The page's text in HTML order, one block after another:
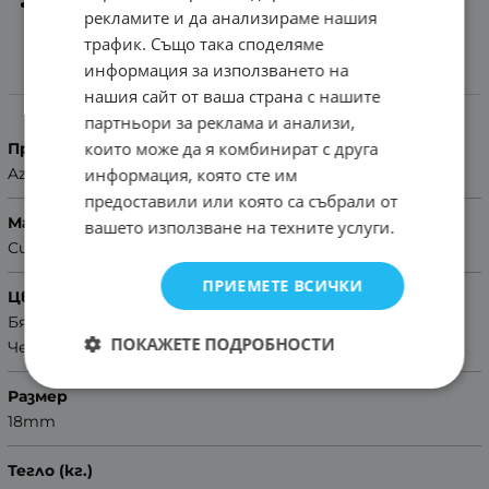
Помощ за размер на каишка
Характеристики
Производител
Azzuro
Материал
Силикон
Цвят
Бял
Черен
Размер
18mm
Тегло (кг.)
рекламите и да анализираме нашия
трафик. Също така споделяме
информация за използването на
нашия сайт от ваша страна с нашите
партньори за реклама и анализи,
които може да я комбинират с друга
информация, която сте им
предоставили или която са събрали от
вашето използване на техните услуги.
ПРИЕМЕТЕ ВСИЧКИ
ПОКАЖЕТЕ ПОДРОБНОСТИ